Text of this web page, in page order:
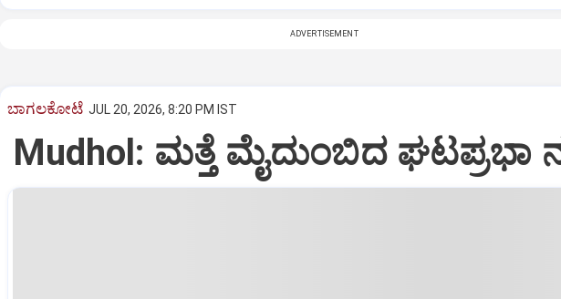
ADVERTISEMENT
ಬಾಗಲಕೋಟೆ JUL 20, 2026, 8:20 PM IST
Mudhol: ಮತ್ತೆ ಮೈದುಂಬಿದ ಘಟಪ್ರಭಾ